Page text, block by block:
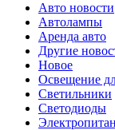
Авто новости
Автолампы
Аренда авто
Другие
Новое
Освещение
Светильники
Светодиоды